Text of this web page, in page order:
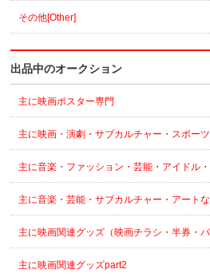
その他[Other]
出品中のオークション
主に映画ポスター専門
主に映画・演劇・サブカルチャー・スポー
主に音楽・ファッション・芸能・アイドル
主に音楽・芸能・サブカルチャー・アート
主に映画関連グッズ（映画チラシ・半券・パ
主に映画関連グッズpart2